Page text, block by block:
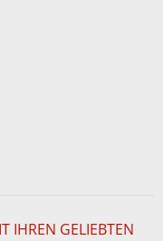
IHREN GELIEBTEN